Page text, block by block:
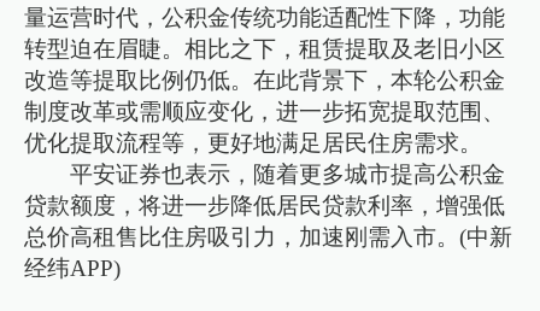
量运营时代，公积金传统功能适配性下降，功能
转型迫在眉睫。相比之下，租赁提取及老旧小区
改造等提取比例仍低。在此背景下，本轮公积金
制度改革或需顺应变化，进一步拓宽提取范围、
优化提取流程等，更好地满足居民住房需求。
平安证券也表示，随着更多城市提高公积金
贷款额度，将进一步降低居民贷款利率，增强低
总价高租售比住房吸引力，加速刚需入市。(中新
经纬APP)